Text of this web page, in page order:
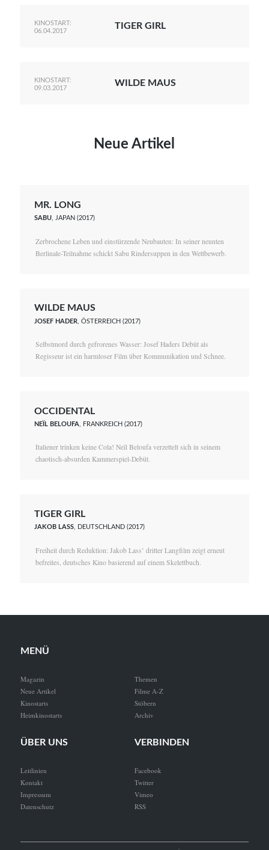
KINOSTART:
06.04.2017
TIGER GIRL
KINOSTART:
09.03.2017
WILDE MAUS
Neue Artikel
MR. LONG
SABU, JAPAN (2017)
Zerbrochene Leben und einstürzende Neubauten: In seiner neunten
Berlinale-Teilnahme schickt Sabu Rindersuppen in den Wettbewerb.
WILDE MAUS
JOSEF HADER , ÖSTERREICH (2017)
Selbstmord durch gefrorenes Wasser: Josef Haders Debüt als
Regisseur ist ein harmloser Film über Kommunikation und Schnee.
OCCIDENTAL
NEÏL BELOUFA , FRANKREICH (2017)
Italiener trinken keine Cola! Neïl Beloufa verzettelt sich in seinem
chaotisch-absurden Kammerspiel-Debüt.
TIGER GIRL
JAKOB LASS, DEUTSCHLAND (2017)
Freiheit durch Reduktion: Jakob Lass’ dritter Langfilm zeigt erneut
befreites, deutsches Kino basierend auf einem Skelettbuch.
MENÜ
Magazin
Neue Artikel
Kinostarts
Heimkinostarts
Themen
Filme A-Z
Stöbern
Archiv
ÜBER UNS
Leitlinien
Kontakt
Impressum
Datenschutz
VERBINDEN
Facebook
Twitter
Vimeo
RSS